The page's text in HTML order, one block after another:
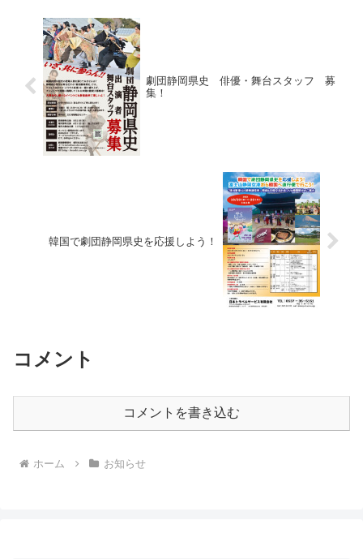
劇団静岡県史 俳優・舞台スタッフ 募
集！
韓国で劇団静岡県史を応援しよう！
コメント
コメントを書き込む
ホーム お知らせ